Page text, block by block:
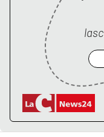
Lamezia Terme
PROGETTI
SPECIALI
Buona Sanità